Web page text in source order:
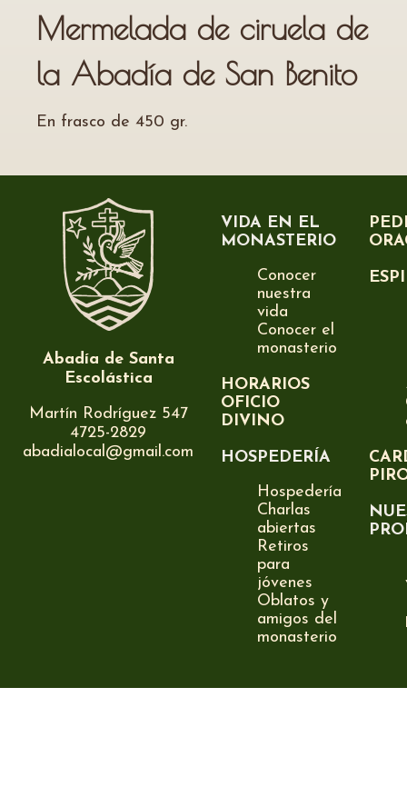
Mermelada de ciruela de
la Abadía de San Benito
En frasco de 450 gr.
Abadía de Santa
Escolástica
Martín Rodríguez 547
4725-2829
abadialocal@gmail.com
VIDA EN EL
MONASTERIO
Conocer
nuestra
vida
Conocer el
monasterio
HORARIOS
OFICIO
DIVINO
HOSPEDERÍA
Hospedería
Charlas
abiertas
Retiros
para
jóvenes
Oblatos y
amigos del
monasterio